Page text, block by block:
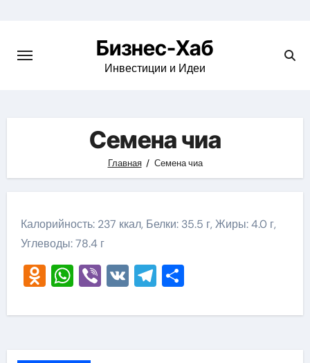
content
Бизнес-Хаб
Инвестиции и Идеи
Семена чиа
Главная Семена чиа
Калорийность: 237 ккал, Белки: 35.5 г, Жиры: 4.0 г,
Углеводы: 78.4 г
Odnoklassniki
WhatsApp
Viber
VKTelegram
Отправить